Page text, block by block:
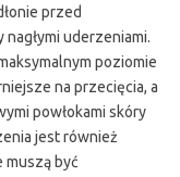
przed
uderzeniami.
poziomie
na przecięcia, a
powłokami skóry
jest również
muszą być